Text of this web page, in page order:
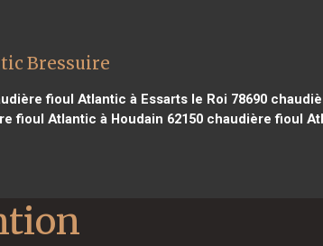
Bressuire
fioul Atlantic à Essarts le Roi 78690
fioul Atlantic à Houdain 62150chaudière fioul